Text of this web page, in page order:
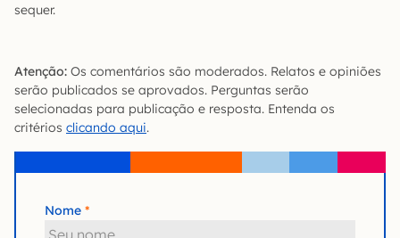
sequer.
Atenção: Os comentários são moderados. Relatos e opiniões
serão publicados se aprovados. Perguntas serão
selecionadas para publicação e resposta. Entenda os
critérios clicando aqui.
Nome